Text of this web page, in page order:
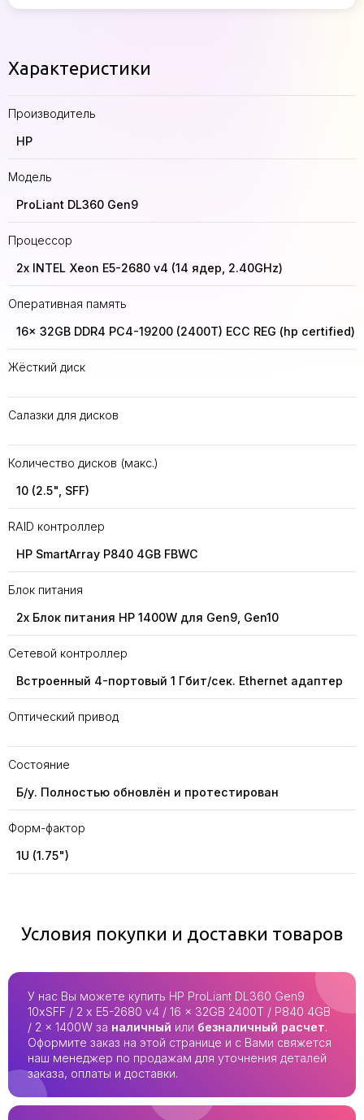
Характеристики
Производитель
HP
Модель
ProLiant DL360 Gen9
Процессор
2x INTEL Xeon E5-2680 v4 (14 ядер, 2.40GHz)
Оперативная память
16x 32GB DDR4 PC4-19200 (2400T) ECC REG (hp certified)
Жёсткий диск
Салазки для дисков
Количество дисков (макс.)
10 (2.5", SFF)
RAID контроллер
HP SmartArray P840 4GB FBWC
Блок питания
2x Блок питания HP 1400W для Gen9, Gen10
Сетевой контроллер
Встроенный 4-портовый 1 Гбит/сек. Ethernet адаптер
Оптический привод
Состояние
Б/у. Полностью обновлён и протестирован
Форм-фактор
1U (1.75")
Условия покупки и доставки товаров
У нас Вы можете купить HP ProLiant DL360 Gen9
10xSFF / 2 x E5-2680 v4 / 16 x 32GB 2400T / P840 4GB
/ 2 x 1400W за наличный или безналичный расчет.
Оформите заказ на этой странице и с Вами свяжется
наш менеджер по продажам для уточнения деталей
заказа, оплаты и доставки.